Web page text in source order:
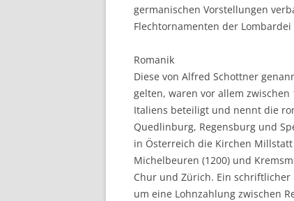
germanischen Vorstellungen
Flechtornamenten der
Romanik
Diese von Alfred Schottner
gelten, waren vor allem
Italiens beteiligt und nennt die
Quedlinburg, Regensburg und
in Österreich die Kirchen Millstatt
Michelbeuren (1200) und
Chur und Zürich. Ein
um eine Lohnzahlung zwischen